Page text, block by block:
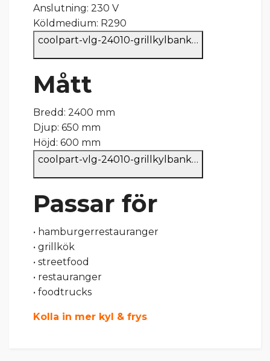
Anslutning: 230 V
Köldmedium: R290
coolpart-vlg-24010-grillkylbank…
Mått
Bredd: 2400 mm
Djup: 650 mm
Höjd: 600 mm
coolpart-vlg-24010-grillkylbank…
Passar för
• hamburgerrestauranger
• grillkök
• streetfood
• restauranger
• foodtrucks
Kolla in mer kyl & frys